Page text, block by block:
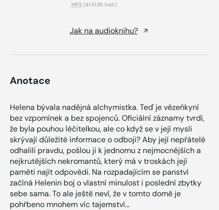
MP3 (41:41:36 hod.)
Jak na audioknihu?
Anotace
Helena bývala nadějná alchymistka. Teď je vězeňkyní
bez vzpomínek a bez spojenců. Oficiální záznamy tvrdí,
že byla pouhou léčitelkou, ale co když se v její mysli
skrývají důležité informace o odboji? Aby její nepřátelé
odhalili pravdu, pošlou ji k jednomu z nejmocnějších a
nejkrutějších nekromantů, který má v troskách její
paměti najít odpovědi. Na rozpadajícím se panství
začíná Helenin boj o vlastní minulost i poslední zbytky
sebe sama. To ale ještě neví, že v tomto domě je
pohřbeno mnohem víc tajemství…